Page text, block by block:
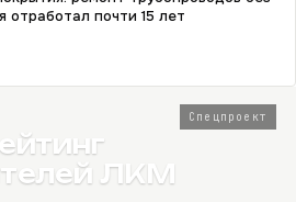
отработал почти 15 лет
Спецпроект
ЛКМ